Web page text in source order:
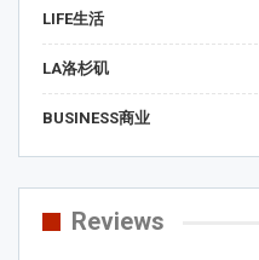
LIFE生活
LA洛杉矶
BUSINESS商业
Reviews